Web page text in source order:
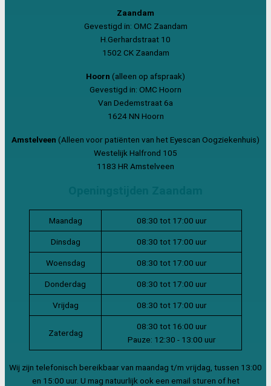
Zaandam
Gevestigd in: OMC Zaandam
H.Gerhardstraat 10
1502 CK Zaandam
Hoorn (alleen op afspraak)
Gevestigd in: OMC Hoorn
Van Dedemstraat 6a
1624 NN Hoorn
Amstelveen (Alleen voor patiënten van het Eyescan Oogziekenhuis)
Westelijk Halfrond 105
1183 HR Amstelveen
Maandag 08:30 tot 17:00 uur
Dinsdag 08:30 tot 17:00 uur
Woensdag 08:30 tot 17:00 uur
Donderdag 08:30 tot 17:00 uur
Vrijdag 08:30 tot 17:00 uur
Zaterdag
08:30 tot 16:00 uur
Pauze: 12:30 - 13:00 uur
Wij zijn telefonisch bereikbaar van maandag t/m vrijdag, tussen 13:00
en 15:00 uur. U mag natuurlijk ook een email sturen of het